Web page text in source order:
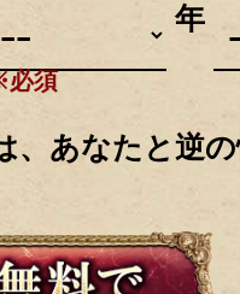
年
須
、あなたと逆